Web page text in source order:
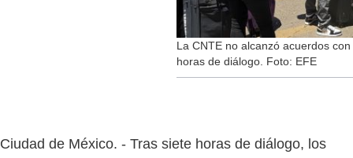
La CNTE no alcanzó acuerdos
horas de diálogo. Foto: EFE
Ciudad de México. - Tras siete horas de diálogo, los